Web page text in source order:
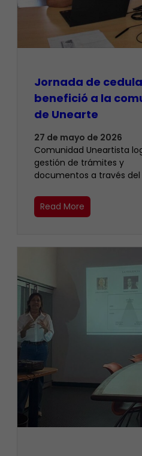
Jornada de
benefició a la
de Unearte
27 de mayo de 2026
Comunidad Uneartista
gestión de trámites y
documentos a través del
Read More